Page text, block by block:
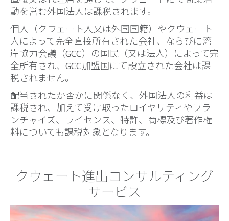
動を営む外国法人は課税されます。
個人（クウェート人又は外国国籍）やクウェート
人によって完全直接所有された会社、ならびに湾
岸協力会議（GCC）の国民（又は法人）によって完
全所有され、GCC加盟国にて設立された会社は課
税されません。
配当されたか否かに関係なく、外国法人の利益は
課税され、加えて受け取ったロイヤリティやフラ
ンチャイズ、ライセンス、特許、商標及び著作権
料についても課税対象となります。
クウェート進出コンサルティング
サービス